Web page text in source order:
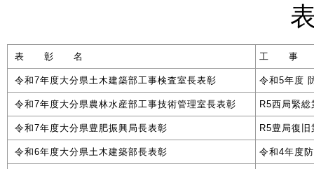
表 彰 名 工 事
令和7年度大分県土木建築部工事検査室長表彰 令和5年度
令和7年度大分県農林水産部工事技術管理室長表彰 R5西局緊
令和7年度大分県豊肥振興局長表彰 R5豊局復
令和6年度大分県土木建築部長表彰 令和4年度